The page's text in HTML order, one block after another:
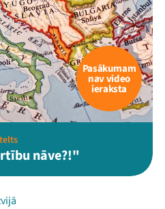
Pasākumam
nav video
ieraksta
nāve?!"